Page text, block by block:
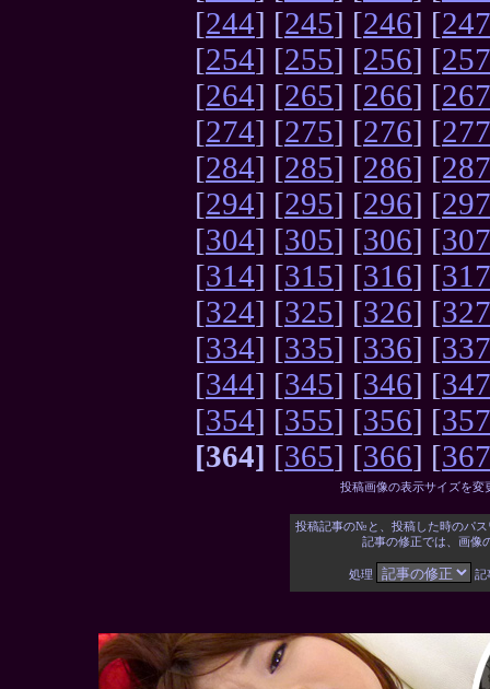
[244] [245] [246] [247
[254] [255] [256] [257
[264] [265] [266] [267
[274] [275] [276] [277
[284] [285] [286] [287
[294] [295] [296] [297
[304] [305] [306] [307
[314] [315] [316] [317
[324] [325] [326] [327
[334] [335] [336] [337
[344] [345] [346] [347
[354] [355] [356] [357
[364] [365] [366] [367
投稿画像の表示サイズを変
投稿記事の№と、投稿した時のパ
記事の修正では、画像
処理 記